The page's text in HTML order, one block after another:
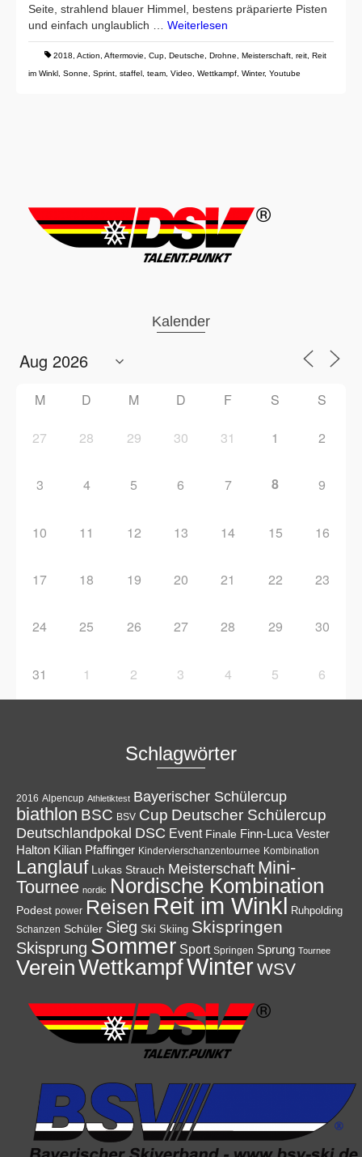
Seite, strahlend blauer Himmel, bestens präparierte Pisten
und einfach unglaublich … Weiterlesen
2018 Action Aftermovie Cup Deutsche Drohne Meisterschaft reit Reit
im Winkl Sonne Sprint staffel team Video Wettkampf Winter, Youtube
Kalender
M D M D F S S
27 28 29 30 31 1 2
3 4 5 6 7 8 9
10 11 12 13 14 15 16
17 18 19 20 21 22 23
24 25 26 27 28 29 30
31 1 2 3 4 5 6
Schlagwörter
2016 Alpencup Athletiktest Bayerischer Schülercup
biathlon BSC BSV Cup Deutscher Schülercup
Deutschlandpokal DSC Event Finale Finn-Luca Vester
Halton Kilian Pfaffinger Kindervierschanzentournee Kombination
Langlauf Lukas Strauch Meisterschaft Mini-
Tournee nordic Nordische Kombination
Podest power Reisen Reit im Winkl Ruhpolding
Schanzen Schüler Sieg Ski Skiing Skispringen
Skisprung Sommer Sport Springen Sprung Tournee
VereinWettkampfWinterWSV